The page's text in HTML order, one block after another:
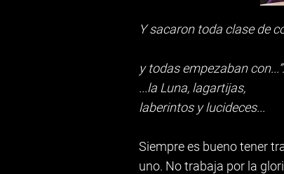
Y sacaron toda clase de
y todas empezaban con...”:
...la Luna, lagartijas,
laberintos y lucideces...
Siempre es bueno tener
uno. No trabaja por la